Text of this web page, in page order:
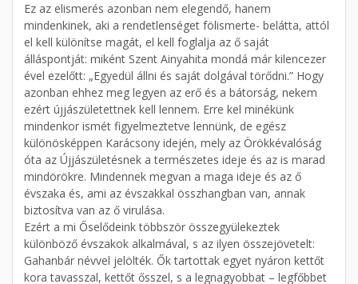
Ez az elismerés azonban nem elegendő, hanem
mindenkinek, aki a rendetlenséget fölismerte- belátta, attól
el kell különítse magát, el kell foglalja az ő saját
álláspontját: miként Szent Ainyahita mondá már kilencezer
ével ezelőtt: „Egyedül állni és saját dolgával törődni.” Hogy
azonban ehhez meg legyen az erő és a bátorság, nekem
ezért újjászületettnek kell lennem. Erre kel minékünk
mindenkor ismét figyelmeztetve lennünk, de egész
különösképpen Karácsony idején, mely az Örökkévalóság
óta az Újjászületésnek a természetes ideje és az is marad
mindörökre. Mindennek megvan a maga ideje és az ő
évszaka és, ami az évszakkal összhangban van, annak
biztosítva van az ő virulása.
Ezért a mi Őselődeink többször összegyülekeztek
különböző évszakok alkalmával, s az ilyen összejövetelt:
Gahanbár névvel jelölték. Ők tartottak egyet nyáron kettőt
kora tavasszal, kettőt ősszel, s a legnagyobbat – legfőbbet